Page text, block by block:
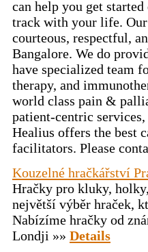
can help you get
track with your life.
courteous, respectful,
Bangalore. We do
have specialized team
therapy, and
world class pain &
patient-centric services,
Healius offers the best
facilitators. Please
Kouzelné hračkářství
Hračky pro kluky,
největší výběr hraček,
Nabízíme hračky od
Londji »» Details